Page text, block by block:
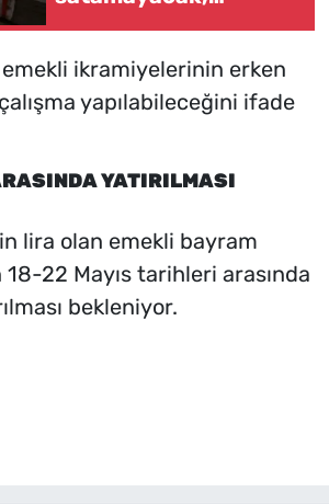
emekli ikramiyelerinin erken
yapılabileceğini ifade
YATIRILMASI
lira olan emekli bayram
22 Mayıs tarihleri arasında
bekleniyor.